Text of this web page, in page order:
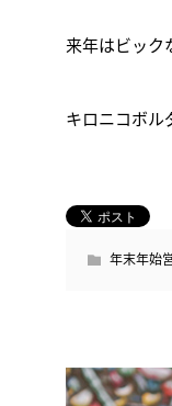
来年はビック
キロニコボル
年末年始